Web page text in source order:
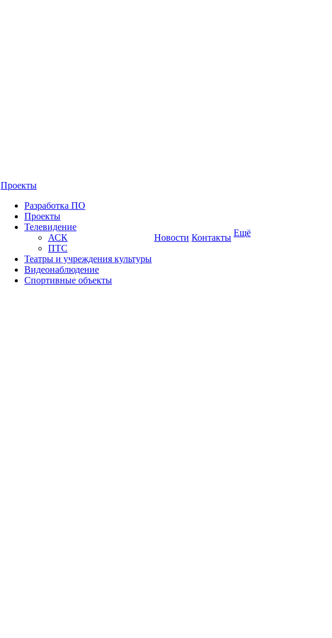
Проекты
Разработка ПО
Проекты
Телевидение
АСК
ПТС
Театры и учреждения культуры
Видеонаблюдение
Спортивные объекты
Новости Контакты Ещё